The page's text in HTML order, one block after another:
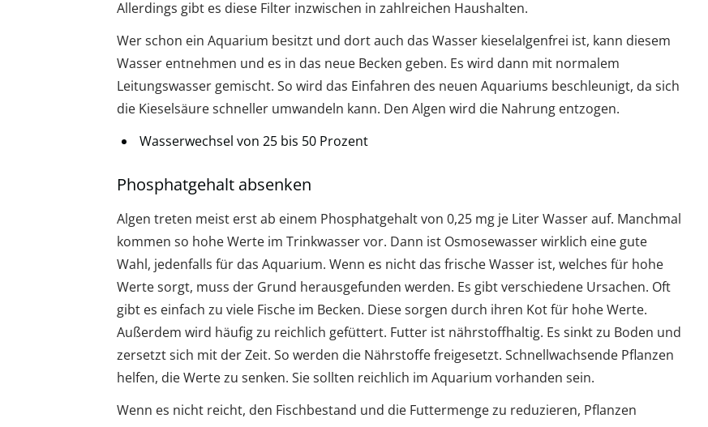
Allerdings gibt es diese Filter inzwischen in zahlreichen Haushalten.
Wer schon ein Aquarium besitzt und dort auch das Wasser kieselalgenfrei ist, kann diesem
Wasser entnehmen und es in das neue Becken geben. Es wird dann mit normalem
Leitungswasser gemischt. So wird das Einfahren des neuen Aquariums beschleunigt, da sich
die Kieselsäure schneller umwandeln kann. Den Algen wird die Nahrung entzogen.
Wasserwechsel von 25 bis 50 Prozent
Phosphatgehalt absenken
Algen treten meist erst ab einem Phosphatgehalt von 0,25 mg je Liter Wasser auf. Manchmal
kommen so hohe Werte im Trinkwasser vor. Dann ist Osmosewasser wirklich eine gute
Wahl, jedenfalls für das Aquarium. Wenn es nicht das frische Wasser ist, welches für hohe
Werte sorgt, muss der Grund herausgefunden werden. Es gibt verschiedene Ursachen. Oft
gibt es einfach zu viele Fische im Becken. Diese sorgen durch ihren Kot für hohe Werte.
Außerdem wird häufig zu reichlich gefüttert. Futter ist nährstoffhaltig. Es sinkt zu Boden und
zersetzt sich mit der Zeit. So werden die Nährstoffe freigesetzt. Schnellwachsende Pflanzen
helfen, die Werte zu senken. Sie sollten reichlich im Aquarium vorhanden sein.
Wenn es nicht reicht, den Fischbestand und die Futtermenge zu reduzieren, Pflanzen